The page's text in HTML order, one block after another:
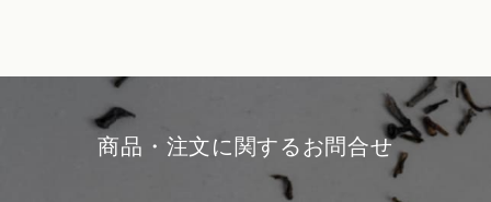
商品・注文に関するお問合せ